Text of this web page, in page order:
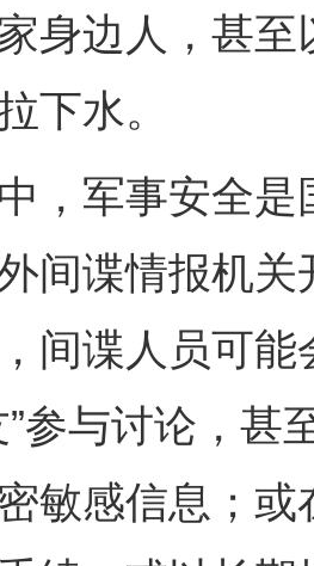
身边人，甚
下水。
军事安全是
间谍情报机
间谍人员可
”参与讨论，甚
敏感信息；